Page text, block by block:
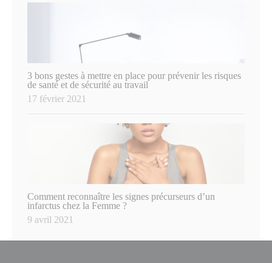
3 bons gestes à mettre en place pour prévenir les risques
de santé et de sécurité au travail
17 février 2021
Comment reconnaître les signes précurseurs d’un
infarctus chez la Femme ?
9 avril 2021